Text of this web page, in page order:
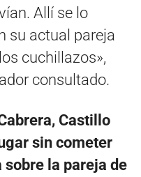
Allí se lo
su actual pareja
cuchillazos»,
consultado.
Castillo
sin cometer
la pareja de